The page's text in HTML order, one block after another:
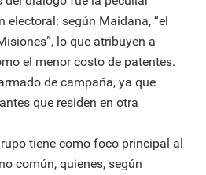
según Maidana, “el
lo que atribuyen a
el menor costo de patentes.
de campaña, ya que
que residen en otra
tiene como foco principal al
común, quienes, según